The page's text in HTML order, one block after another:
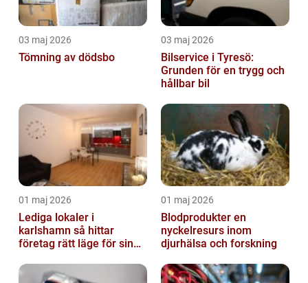
03 maj 2026
Tömning av dödsbo
03 maj 2026
Bilservice i Tyresö:
Grunden för en trygg och
hållbar bil
01 maj 2026
Lediga lokaler i
karlshamn så hittar
företag rätt läge för sin
01 maj 2026
Blodprodukter en
nyckelresurs inom
djurhälsa och forskning